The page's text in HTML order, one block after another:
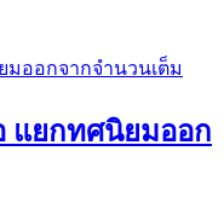
แยกทศนิยมออก